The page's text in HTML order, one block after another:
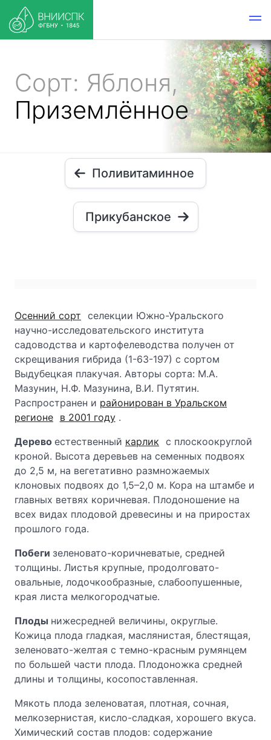
Сорт: Яблоня,
Приземлённое
Поливитаминное
Прикубанское
Осенний сорт селекции Южно-Уральского
научно-исследовательского института
садоводства и картофелеводства получен от
скрещивания гибрида (1-63-197) с сортом
Выдубецкая плакучая. Авторы сорта: М.А.
Мазунин, Н.Ф. Мазунина, В.И. Путятин.
Распространен и районирован в Уральском
регионе в 2001 году .
Дерево естественный карлик с плоскоокруглой
кроной. Высота деревьев на семенных подвоях
до 2,5 м, на вегетативно размножаемых
клоновых подвоях до 1,5–2,0 м. Кора на штамбе и
главных ветвях коричневая. Плодоношение на
всех видах плодовой древесины и на приростах
прошлого года.
Побеги зеленовато-коричневатые, средней
толщины. Листья крупные, продолговато-
овальные, лодочкообразные, слабоопушенные,
края листа мелкогородчатые.
Плоды нижесредней величины, округлые.
Кожица плода гладкая, маслянистая, блестящая,
зеленовато-желтая с темно-красным румянцем
по большей части плода. Плодоножка средней
длины и толщины, косопоставленная.
Мякоть плода зеленоватая, плотная, сочная,
мелкозернистая, кисло-сладкая, хорошего вкуса.
Химический состав плодов: содержание